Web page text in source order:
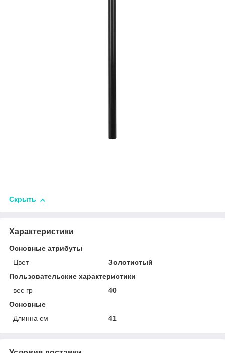
Скрыть
Характеристики
Основные атрибуты
Цвет
Золотистый
Пользовательские характеристики
вес гр
40
Основные
Длинна см
41